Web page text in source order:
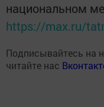
национальном
https://max.ru/
Подписывайтесь на
читайте нас